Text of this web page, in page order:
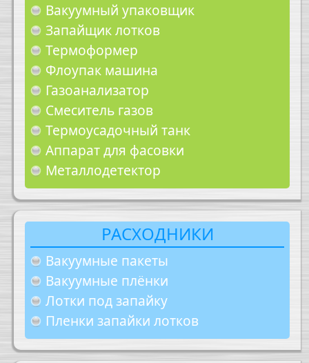
Вакуумный упаковщик
Запайщик лотков
Термоформер
Флоупак машина
Газоанализатор
Смеситель газов
Термоусадочный танк
Аппарат для фасовки
Металлодетектор
РАСХОДНИКИ
Вакуумные пакеты
Вакуумные плёнки
Лотки под запайку
Пленки запайки лотков